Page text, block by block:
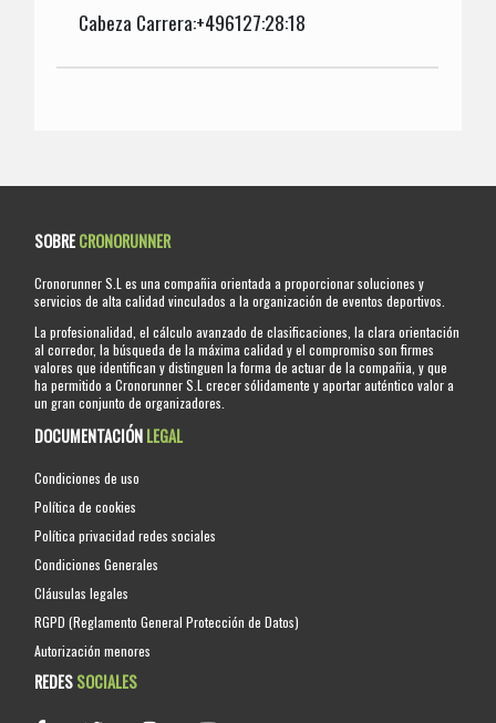
Cabeza Carrera:+496127:28:18
SOBRECRONORUNNER
Cronorunner S.L es una compañia orientada a proporcionar soluciones y
servicios de alta calidad vinculados a la organización de eventos deportivos.
La profesionalidad, el cálculo avanzado de clasificaciones, la clara orientación
al corredor, la búsqueda de la máxima calidad y el compromiso son firmes
valores que identifican y distinguen la forma de actuar de la compañia, y que
ha permitido a Cronorunner S.L crecer sólidamente y aportar auténtico valor a
un gran conjunto de organizadores.
DOCUMENTACIÓNLEGAL
Condiciones de uso
Política de cookies
Política privacidad redes sociales
Condiciones Generales
Cláusulas legales
RGPD (Reglamento General Protección de Datos)
Autorización menores
REDESSOCIALES